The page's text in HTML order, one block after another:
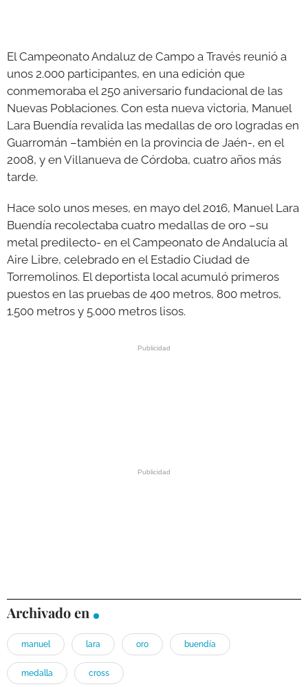
El Campeonato Andaluz de Campo a Través reunió a
unos 2.000 participantes, en una edición que
conmemoraba el 250 aniversario fundacional de las
Nuevas Poblaciones. Con esta nueva victoria, Manuel
Lara Buendía revalida las medallas de oro logradas en
Guarromán –también en la provincia de Jaén-, en el
2008, y en Villanueva de Córdoba, cuatro años más
tarde.
Hace solo unos meses, en mayo del 2016, Manuel Lara
Buendía recolectaba cuatro medallas de oro –su
metal predilecto- en el Campeonato de Andalucía al
Aire Libre, celebrado en el Estadio Ciudad de
Torremolinos. El deportista local acumuló primeros
puestos en las pruebas de 400 metros, 800 metros,
1.500 metros y 5.000 metros lisos.
Archivado en
manuel lara oro buendía
medalla cross